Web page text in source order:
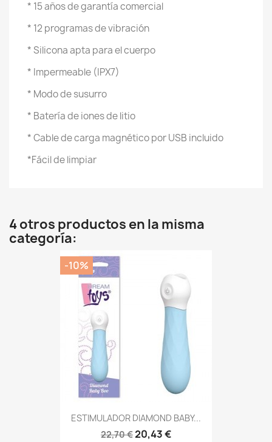
* 15 años de garantía comercial
* 12 programas de vibración
* Silicona apta para el cuerpo
* Impermeable (IPX7)
* Modo de susurro
* Batería de iones de litio
* Cable de carga magnético por USB incluido
*Fácil de limpiar
4 otros productos en la misma
categoría:
ESTIMULADOR DIAMOND BABY...
22,70 €20,43 €
-10%